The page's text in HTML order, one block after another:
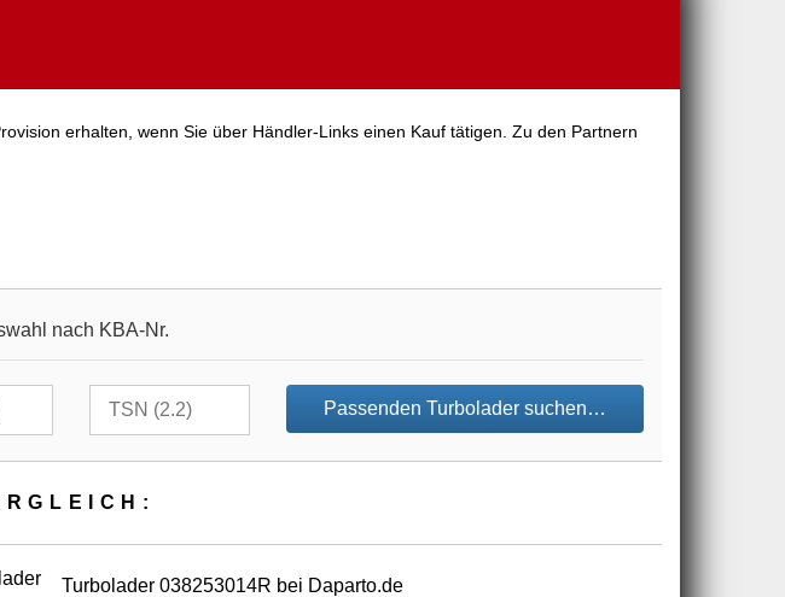
erhalten, wenn Sie über Händler-Links einen Kauf tätigen. Zu den Partnern
nach KBA-Nr.
Passenden Turbolader suchen…
Turbolader 038253014R bei Daparto.de